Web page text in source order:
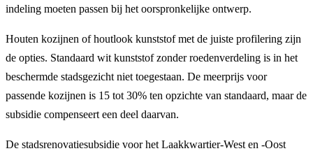
indeling moeten passen bij het oorspronkelijke ontwerp.
Houten kozijnen of houtlook kunststof met de juiste profilering zijn
de opties. Standaard wit kunststof zonder roedenverdeling is in het
beschermde stadsgezicht niet toegestaan. De meerprijs voor
passende kozijnen is 15 tot 30% ten opzichte van standaard, maar de
subsidie compenseert een deel daarvan.
De stadsrenovatiesubsidie voor het Laakkwartier-West en -Oost